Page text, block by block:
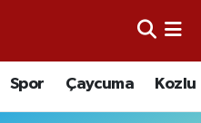
Spor Çaycuma Kozlu